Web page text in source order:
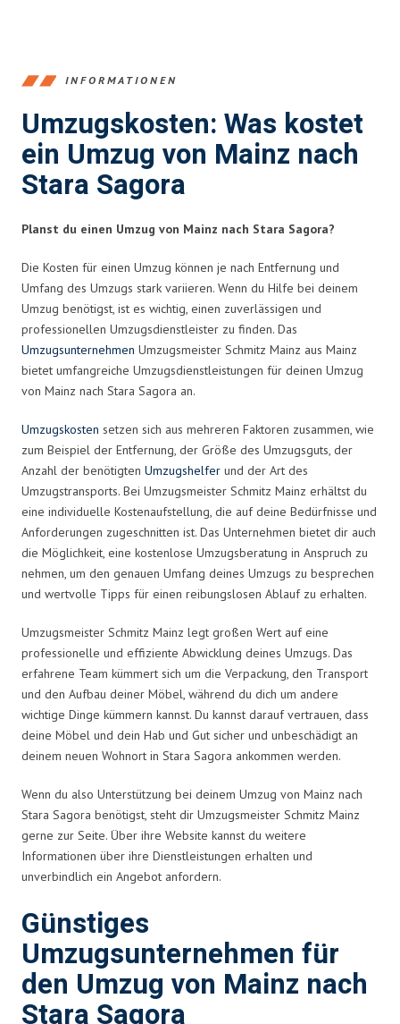
INFORMATIONEN
Umzugskosten: Was kostet
ein Umzug von Mainz nach
Stara Sagora
Planst du einen Umzug von Mainz nach Stara Sagora?
Die Kosten für einen Umzug können je nach Entfernung und
Umfang des Umzugs stark variieren. Wenn du Hilfe bei deinem
Umzug benötigst, ist es wichtig, einen zuverlässigen und
professionellen Umzugsdienstleister zu finden. Das
Umzugsunternehmen Umzugsmeister Schmitz Mainz aus Mainz
bietet umfangreiche Umzugsdienstleistungen für deinen Umzug
von Mainz nach Stara Sagora an.
Umzugskosten setzen sich aus mehreren Faktoren zusammen, wie
zum Beispiel der Entfernung, der Größe des Umzugsguts, der
Anzahl der benötigten Umzugshelfer und der Art des
Umzugstransports. Bei Umzugsmeister Schmitz Mainz erhältst du
eine individuelle Kostenaufstellung, die auf deine Bedürfnisse und
Anforderungen zugeschnitten ist. Das Unternehmen bietet dir auch
die Möglichkeit, eine kostenlose Umzugsberatung in Anspruch zu
nehmen, um den genauen Umfang deines Umzugs zu besprechen
und wertvolle Tipps für einen reibungslosen Ablauf zu erhalten.
Umzugsmeister Schmitz Mainz legt großen Wert auf eine
professionelle und effiziente Abwicklung deines Umzugs. Das
erfahrene Team kümmert sich um die Verpackung, den Transport
und den Aufbau deiner Möbel, während du dich um andere
wichtige Dinge kümmern kannst. Du kannst darauf vertrauen, dass
deine Möbel und dein Hab und Gut sicher und unbeschädigt an
deinem neuen Wohnort in Stara Sagora ankommen werden.
Wenn du also Unterstützung bei deinem Umzug von Mainz nach
Stara Sagora benötigst, steht dir Umzugsmeister Schmitz Mainz
gerne zur Seite. Über ihre Website kannst du weitere
Informationen über ihre Dienstleistungen erhalten und
unverbindlich ein Angebot anfordern.
Günstiges
Umzugsunternehmen für
den Umzug von Mainz nach
Stara Sagora